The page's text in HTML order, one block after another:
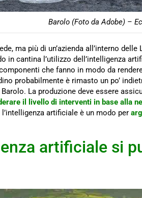
Barolo (Foto da Adobe) –
ma più di un’azienda all’interno
in cantina l’utilizzo dell’intelligenza
che fanno in modo da
probabilmente è rimasto un po’
La produzione deve essere
il livello di interventi in base alla
artificiale è un modo per
artificiale si